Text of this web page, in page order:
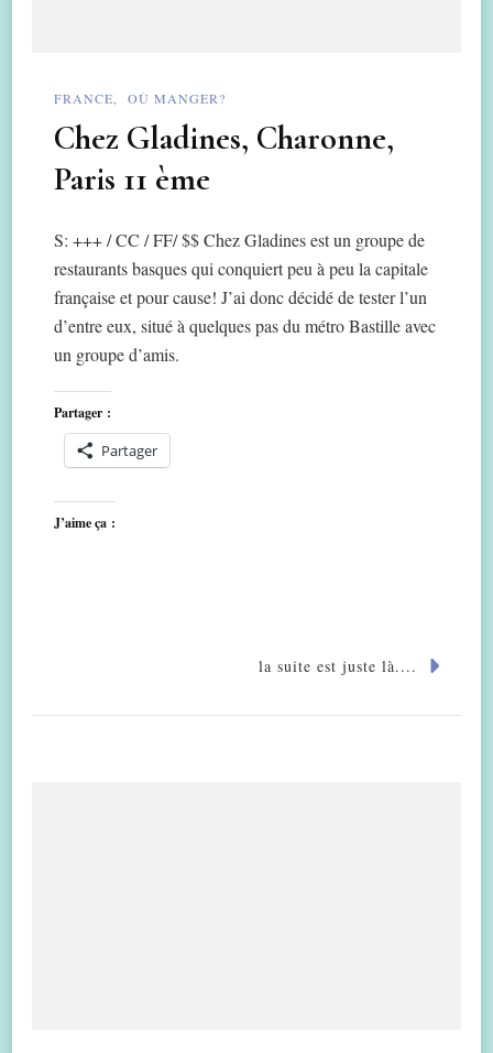
FRANCE OÙ MANGER?
Chez Gladines, Charonne,
Paris 11 ème
S: +++ / CC / FF/ $$ Chez Gladines est un groupe de
restaurants basques qui conquiert peu à peu la capitale
française et pour cause! J’ai donc décidé de tester l’un
d’entre eux, situé à quelques pas du métro Bastille avec
un groupe d’amis.
Partager :
Partager
J’aime ça :
la suite est juste là....